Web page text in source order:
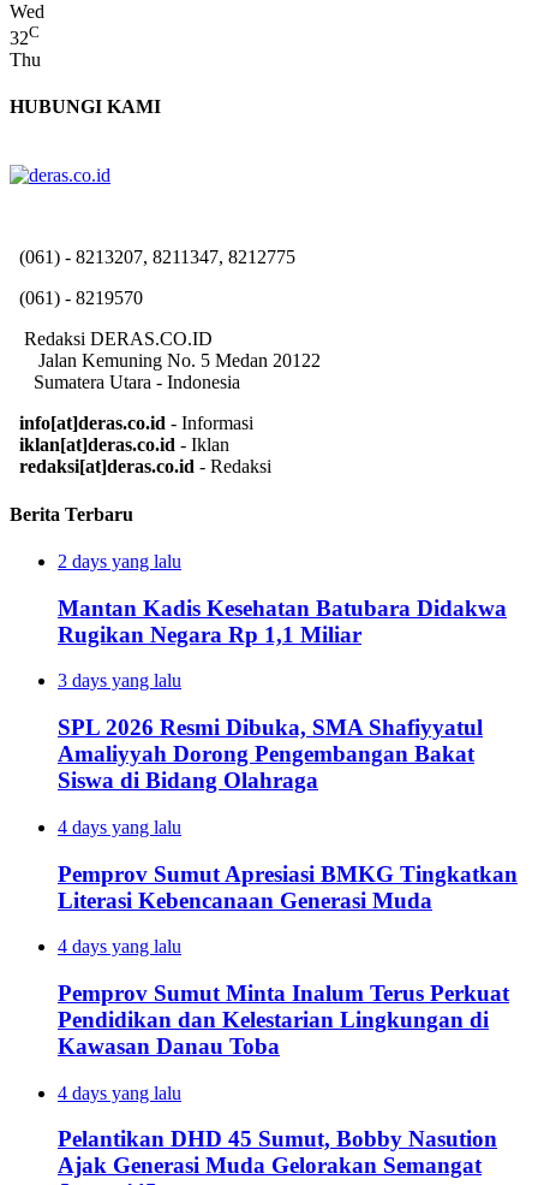
Wed
32C
Thu
HUBUNGI KAMI
(061) - 8213207, 8211347, 8212775
(061) - 8219570
Redaksi DERAS.CO.ID
Jalan Kemuning No. 5 Medan 20122
Sumatera Utara - Indonesia
info[at]deras.co.id - Informasi
iklan[at]deras.co.id - Iklan
redaksi[at]deras.co.id - Redaksi
Berita Terbaru
2 days yang lalu
Mantan Kadis Kesehatan Batubara Didakwa
Rugikan Negara Rp 1,1 Miliar
3 days yang lalu
SPL 2026 Resmi Dibuka, SMA Shafiyyatul
Amaliyyah Dorong Pengembangan Bakat
Siswa di Bidang Olahraga
4 days yang lalu
Pemprov Sumut Apresiasi BMKG Tingkatkan
Literasi Kebencanaan Generasi Muda
4 days yang lalu
Pemprov Sumut Minta Inalum Terus Perkuat
Pendidikan dan Kelestarian Lingkungan di
Kawasan Danau Toba
4 days yang lalu
Pelantikan DHD 45 Sumut, Bobby Nasution
Ajak Generasi Muda Gelorakan Semangat